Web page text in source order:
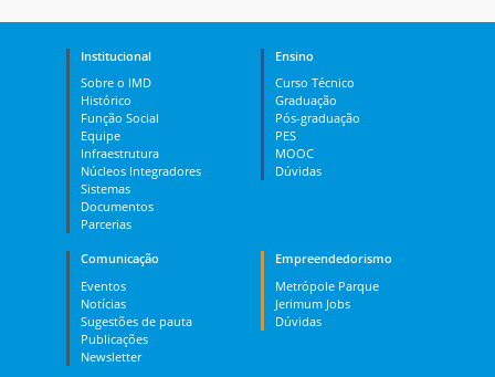
Institucional
Sobre o IMD
Histórico
Função Social
Equipe
Infraestrutura
Núcleos Integradores
Sistemas
Documentos
Parcerias
Ensino
Curso Técnico
Graduação
Pós-graduação
PES
MOOC
Dúvidas
Comunicação
Eventos
Notícias
Sugestões de pauta
Publicações
Newsletter
Empreendedorismo
Metrópole Parque
Jerimum Jobs
Dúvidas